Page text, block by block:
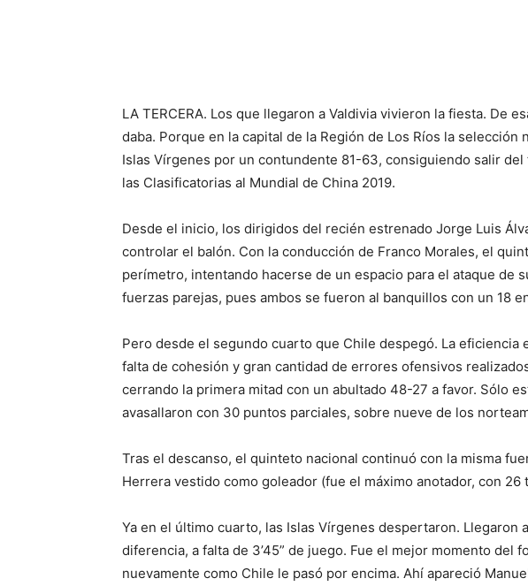
LA TERCERA. Los que llegaron a Valdivia vivieron la fiesta. De
daba. Porque en la capital de la Región de Los Ríos la
Islas Vírgenes por un contundente 81-63, consiguiendo salir del
las Clasificatorias al Mundial de China 2019.
Desde el inicio, los dirigidos del recién estrenado Jorge Luis
controlar el balón. Con la conducción de Franco Morales, el
perímetro, intentando hacerse de un espacio para el ataque de
fuerzas parejas, pues ambos se fueron al banquillos con un 18
Pero desde el segundo cuarto que Chile despegó. La eficiencia
falta de cohesión y gran cantidad de errores ofensivos
cerrando la primera mitad con un abultado 48-27 a favor. Sólo
avasallaron con 30 puntos parciales, sobre nueve de los
Tras el descanso, el quinteto nacional continuó con la misma
Herrera vestido como goleador (fue el máximo anotador, con
Ya en el último cuarto, las Islas Vírgenes despertaron. Llegaron
diferencia, a falta de 3’45” de juego. Fue el mejor momento del
nuevamente como Chile le pasó por encima. Ahí apareció